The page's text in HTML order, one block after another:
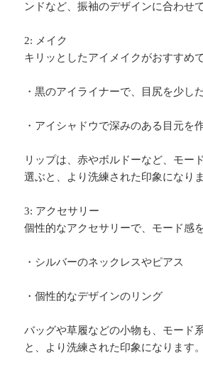
ンドなど、振袖のデザインに合わせ
2: メイク
キリッとしたアイメイクがおすすめで
・黒のアイライナーで、目尻を少し
・アイシャドウで深みのある目元を
リップは、赤やボルドーなど、モー
選ぶと、より洗練された印象になりま
3: アクセサリー
個性的なアクセサリーで、モード感
・シルバーのネックレスやピアス
・個性的なデザインのリング
バッグや草履などの小物も、モード
と、より洗練された印象になります。